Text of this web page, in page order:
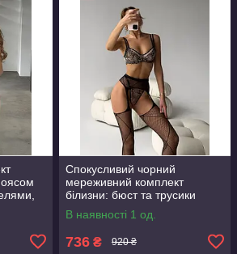
Спокусливий чорний
мереживний комплект
білизни: бюст та трусики
В наявності 1 од.
736 ₴ 920 ₴